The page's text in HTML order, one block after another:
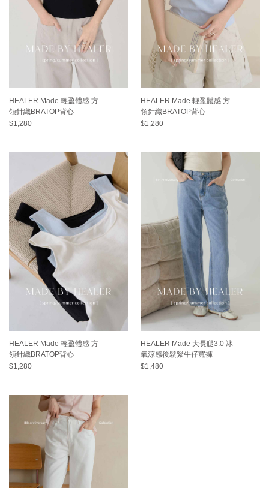
HEALER Made 輕盈體感 方
領針織BRATOP背心
$1,280
HEALER Made 輕盈體感 方
領針織BRATOP背心
$1,280
HEALER Made 輕盈體感 方
領針織BRATOP背心
$1,280
HEALER Made 大長腿3.0 冰
氧涼感後鬆緊牛仔寬褲
$1,480